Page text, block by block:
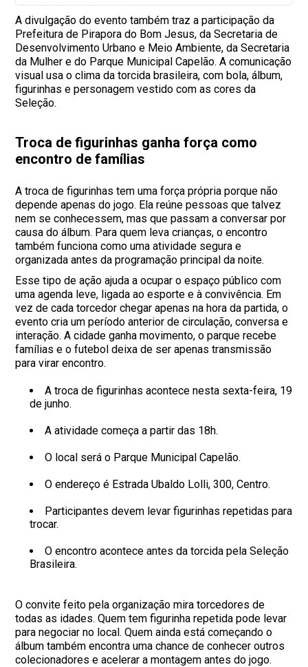
A divulgação do evento também traz a participação da
Prefeitura de Pirapora do Bom Jesus, da Secretaria de
Desenvolvimento Urbano e Meio Ambiente, da Secretaria
da Mulher e do Parque Municipal Capelão. A comunicação
visual usa o clima da torcida brasileira, com bola, álbum,
figurinhas e personagem vestido com as cores da
Seleção.
Troca de figurinhas ganha força como
encontro de famílias
A troca de figurinhas tem uma força própria porque não
depende apenas do jogo. Ela reúne pessoas que talvez
nem se conhecessem, mas que passam a conversar por
causa do álbum. Para quem leva crianças, o encontro
também funciona como uma atividade segura e
organizada antes da programação principal da noite.
Esse tipo de ação ajuda a ocupar o espaço público com
uma agenda leve, ligada ao esporte e à convivência. Em
vez de cada torcedor chegar apenas na hora da partida, o
evento cria um período anterior de circulação, conversa e
interação. A cidade ganha movimento, o parque recebe
famílias e o futebol deixa de ser apenas transmissão
para virar encontro.
A troca de figurinhas acontece nesta sexta-feira, 19
de junho.
A atividade começa a partir das 18h.
O local será o Parque Municipal Capelão.
O endereço é Estrada Ubaldo Lolli, 300, Centro.
Participantes devem levar figurinhas repetidas para
trocar.
O encontro acontece antes da torcida pela Seleção
Brasileira.
O convite feito pela organização mira torcedores de
todas as idades. Quem tem figurinha repetida pode levar
para negociar no local. Quem ainda está começando o
álbum também encontra uma chance de conhecer outros
colecionadores e acelerar a montagem antes do jogo.